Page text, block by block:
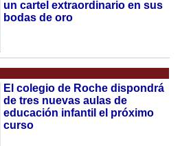
un cartel extraordinario en sus
bodas de oro
El colegio de Roche dispondrá
de tres nuevas aulas de
educación infantil el próximo
curso